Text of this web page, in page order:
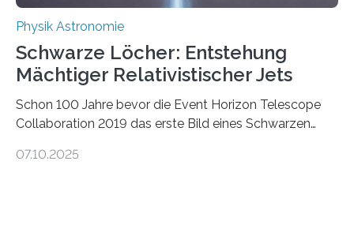
Physik Astronomie
Schwarze Löcher: Entstehung
Mächtiger Relativistischer Jets
Schon 100 Jahre bevor die Event Horizon Telescope
Collaboration 2019 das erste Bild eines Schwarzen
hatte der Astronom Heber Curtis einen seltsamen
07.10.2025